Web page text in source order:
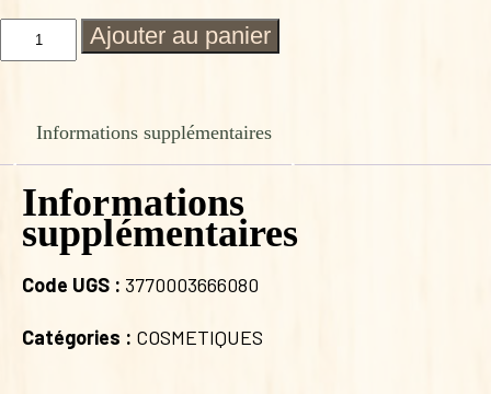
quantité
DOUCE
Ajouter au panier
Informations supplémentaires
Informations
supplémentaires
Code UGS : 3770003666080
Catégories : COSMETIQUES